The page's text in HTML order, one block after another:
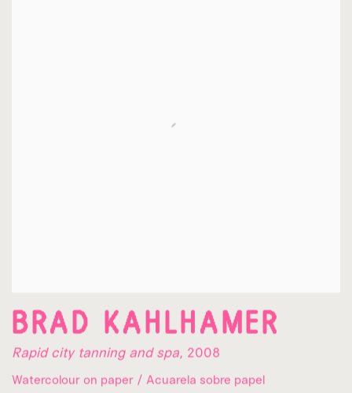
BRAD KAHLHAMER
Rapid city tanning and spa, 2008
Watercolour on paper / Acuarela sobre papel